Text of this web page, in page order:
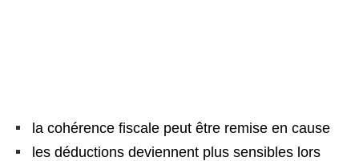
la cohérence fiscale peut être remise en cause
les déductions deviennent plus sensibles lors